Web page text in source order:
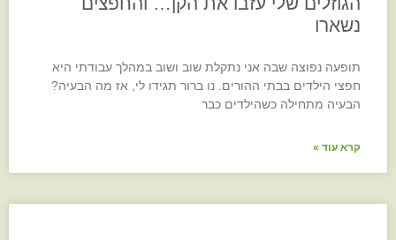
נשארו
תופעה נפוצה שבה אני נתקלת שוב ושוב במהלך עבודתי היא
חפצי הילדים בבתי ההורים. נו ברור תגידו לי, אז מה הבעיה?
הבעיה מתחילה כשהילדים כבר
קרא עוד »